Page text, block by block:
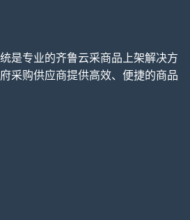
是专业的齐鲁云采商品上架解决方
采购供应商提供高效、便捷的商品